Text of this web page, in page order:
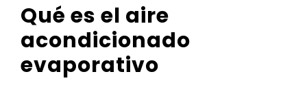
Qué es el aire
acondicionado
evaporativo